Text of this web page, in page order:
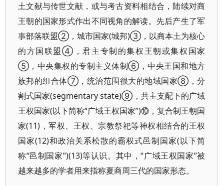
土文献与传世文献，或与考古资料相结合，陆续对商
王朝的国家形式作出不同视角的解读。先后产生了军
事部落联盟②，城市国家(城邦)③，以商本土为核心
的方国联盟④，君主专制的集权王朝或集权国家
⑤，中央集权的专制主义体制⑥，中央王国和地方
族邦的组合体⑦，统治范围很大的地域国家⑧，分
割式国家(segmentary state)⑨，共主支配下的广域
王权国家(以下简称“广域王权国家”)⑩，复合制王朝国
家(11)，军权、王权、宗教祭祀等神权相结合的王权
国家(12)和政治关系松散的霸权式邑制国家(以下简
称“邑制国家”)(13)等认识。其中，“广域王权国家”被
越来越多的学者用来指称夏商周三代的国家形态。